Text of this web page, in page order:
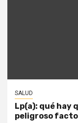
SALUD
Lp(a): qué hay
peligroso